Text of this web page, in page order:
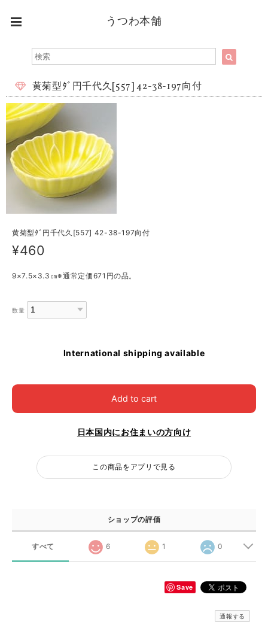
うつわ本舗
黄菊型ﾀﾞ円千代久[557] 42-38-197向付
黄菊型ﾀﾞ円千代久[557] 42-38-197向付
¥460
9×7.5×3.3㎝※通常定価671円の品。
数量
International shipping available
Add to cart
日本国内にお住まいの方向け
この商品をアプリで見る
ショップの評価
すべて 6 1 0
Save
通報する